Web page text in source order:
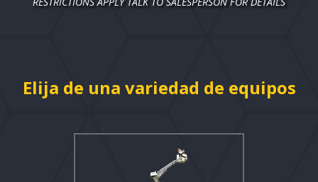
Elija de una variedad de equipos